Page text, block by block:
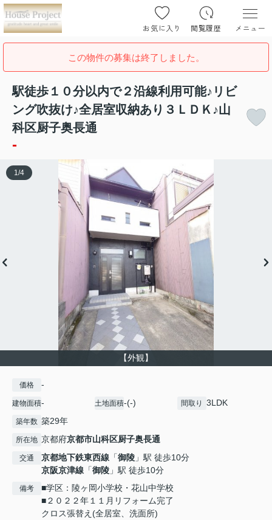
お気に入り 閲覧履歴 メニュー
この物件の募集は終了しました。
駅徒歩１０分以内で２沿線利用可能♪リビ
ング吹抜け♪全居室収納あり３ＬＤＫ♪山
科区厨子奥長通
-
【外観】
1 /4
価格 -
建物面積- 土地面積-(-) 間取り 3LDK
築年数 築29年
所在地 京都府京都市山科区厨子奥長通
交通 京都地下鉄東西線 「御陵 」駅 徒歩10分
京阪京津線 「御陵 」駅 徒歩10分
備考
■学区：陵ヶ岡小学校・花山中学校
■２０２２年１１月リフォーム完了
クロス張替え(全居室、洗面所)